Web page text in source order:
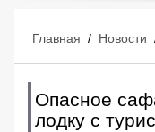
Главная / Новости
Опасное
лодку с